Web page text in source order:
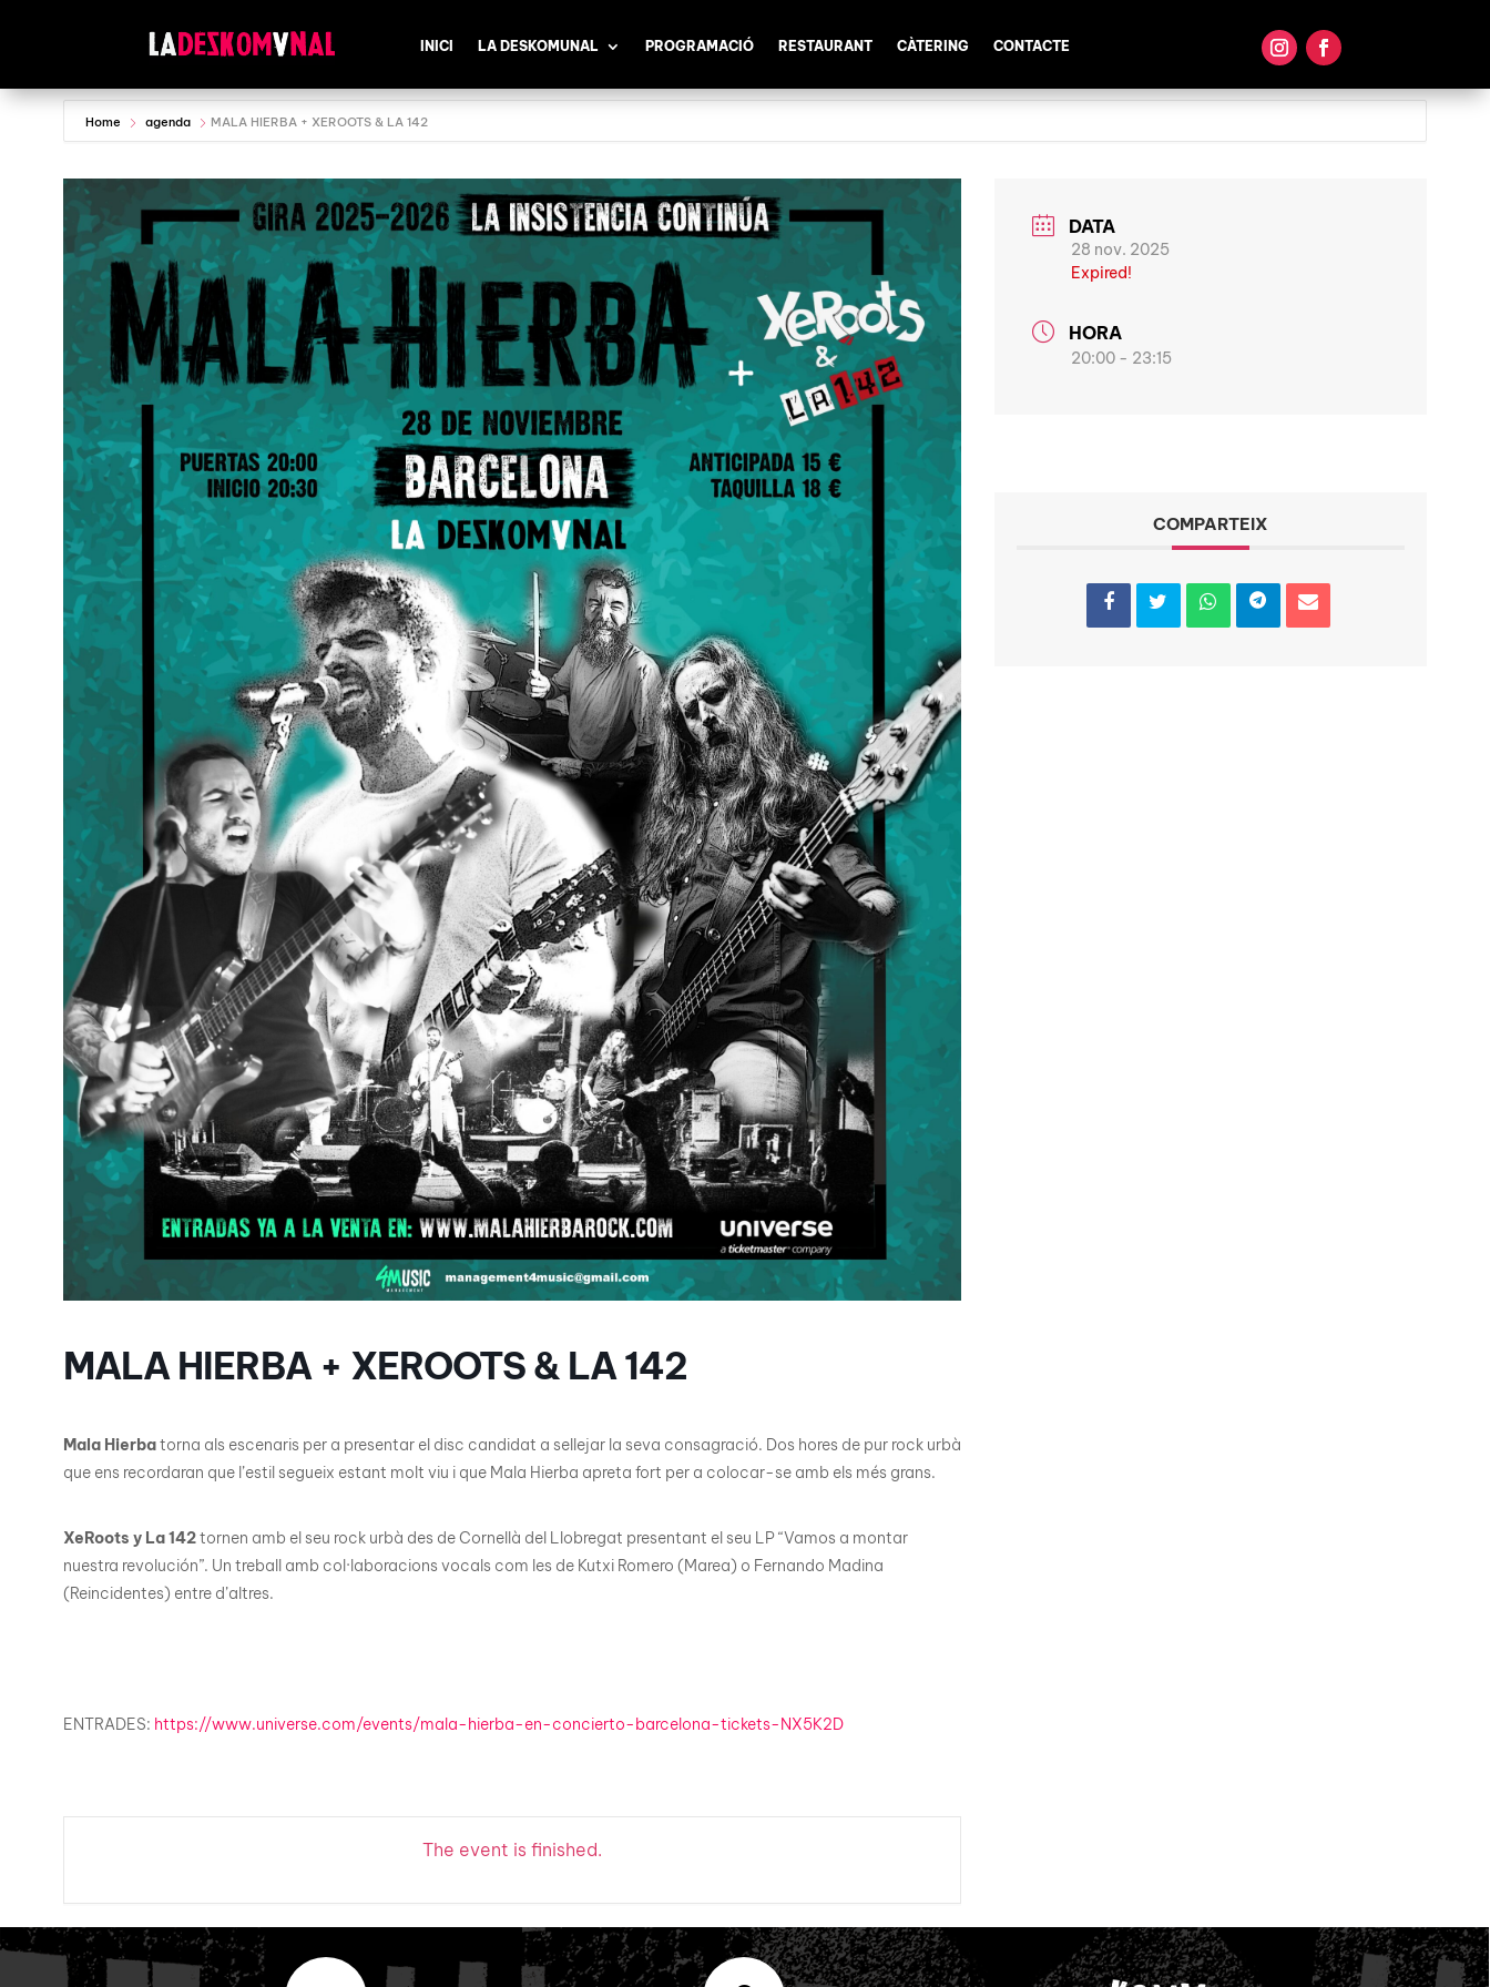
INICI LA DESKOMUNAL PROGRAMACIÓ RESTAURANT CÀTERING CONTACTE
Home agenda MALA HIERBA + XEROOTS & LA 142
MALA HIERBA + XEROOTS & LA 142
Mala Hierbatorna als escenaris per a presentar el disc candidat a sellejar la seva consagració. Dos hores de pur rock urbà
que ens recordaran que l’estil segueix estant molt viu i que Mala Hierba apreta fort per a colocar-se amb els més grans.
XeRoots y La 142tornen amb el seu rock urbà des de Cornellà del Llobregat presentant el seu LP “Vamos a montar
nuestra revolución”. Un treball amb col·laboracions vocals com les de Kutxi Romero (Marea) o Fernando Madina
(Reincidentes) entre d’altres.
ENTRADES: https://www.universe.com/events/mala-hierba-en-concierto-barcelona-tickets-NX5K2D
The event is finished.
DATA
28 nov. 2025
Expired!
HORA
20:00 - 23:15
COMPARTEIX